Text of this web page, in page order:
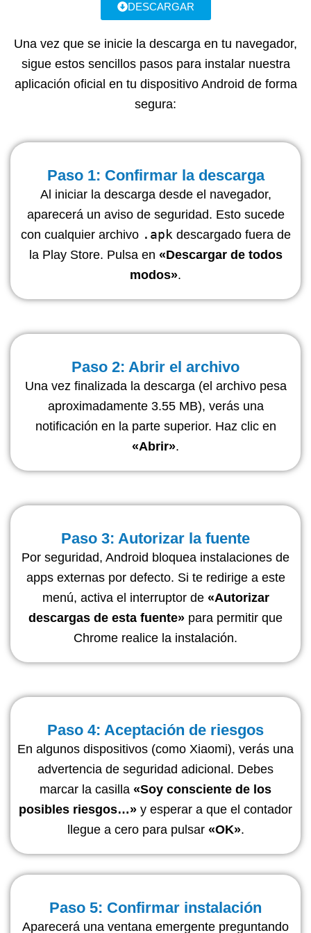
DESCARGAR
Una vez que se inicie la descarga en tu navegador,
sigue estos sencillos pasos para instalar nuestra
aplicación oficial en tu dispositivo Android de forma
segura:
Paso 1: Confirmar la descarga
Al iniciar la descarga desde el navegador,
aparecerá un aviso de seguridad. Esto sucede
con cualquier archivo .apkdescargado fuera de
la Play Store. Pulsa en «Descargar de todos
modos».
Paso 2: Abrir el archivo
Una vez finalizada la descarga (el archivo pesa
aproximadamente 3.55 MB), verás una
notificación en la parte superior. Haz clic en
«Abrir».
Paso 3: Autorizar la fuente
Por seguridad, Android bloquea instalaciones de
apps externas por defecto. Si te redirige a este
menú, activa el interruptor de «Autorizar
descargas de esta fuente» para permitir que
Chrome realice la instalación.
Paso 4: Aceptación de riesgos
En algunos dispositivos (como Xiaomi), verás una
advertencia de seguridad adicional. Debes
marcar la casilla «Soy consciente de los
posibles riesgos…» y esperar a que el contador
llegue a cero para pulsar «OK».
Paso 5: Confirmar instalación
Aparecerá una ventana emergente preguntando